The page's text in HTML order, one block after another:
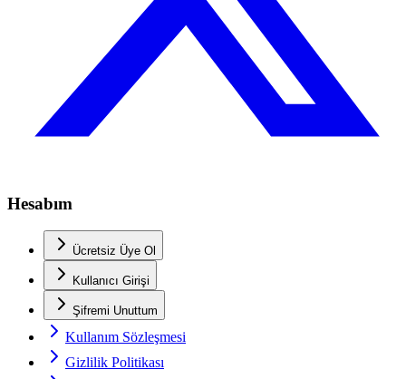
Hesabım
Ücretsiz Üye Ol
Kullanıcı Girişi
Şifremi Unuttum
Kullanım Sözleşmesi
Gizlilik Politikası